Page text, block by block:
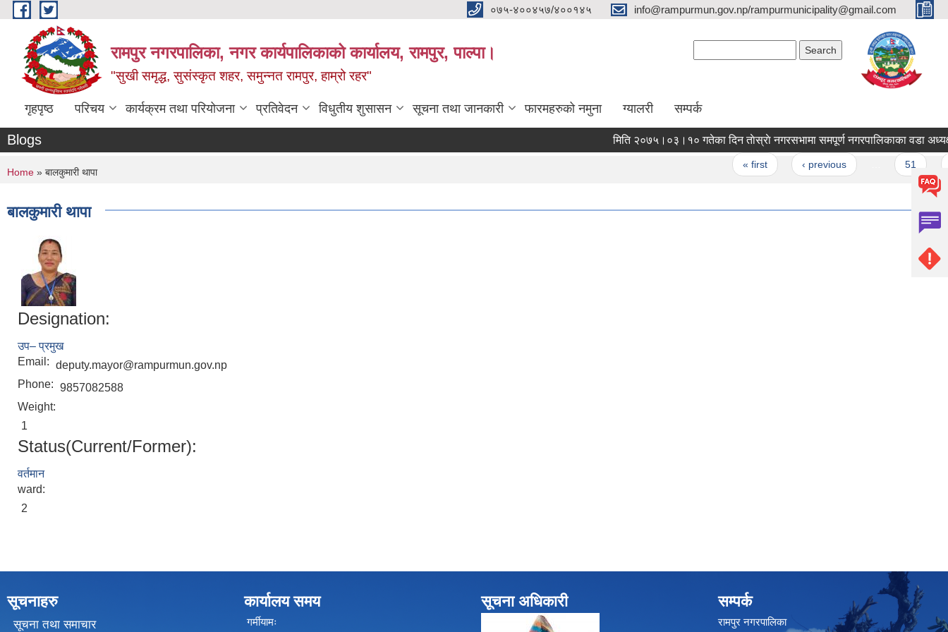
Skip to main content ०७५-४००४५७/४००१४५ info@rampurmun.gov.np/rampurmunicipality@gmail.com
रामपुर नगरपालिका, नगर कार्यपालिकाको कार्यालय, रामपुर, पाल्पा।
"सुखी समृद्ध, सुसंस्कृत शहर, समुन्नत रामपुर, हाम्रो रहर"
गृहपृष्ठ परिचय कार्यक्रम तथा परियोजना प्रतिवेदन विधुतीय शुसासन सूचना तथा जानकारी फारमहरुको नमुना ग्यालरी सम्पर्क
Blogs मिति २०७५।०३।१० गतेका दिन ताेस्राे नगरसभामा
« first ‹ previous
You are here
Home » बालकुमारी थापा
बालकुमारी थापा
Designation:
उप– प्रमुख
Email: deputy.mayor@rampurmun.gov.np
Phone: 9857082588
Weight:
1
Status(Current/Former):
वर्तमान
ward:
2
सूचनाहरु
सूचना तथा समाचार
कार्यालय समय
गर्मीयामः
सूचना अधिकारी सम्पर्क
रामपुर नगरपालिका